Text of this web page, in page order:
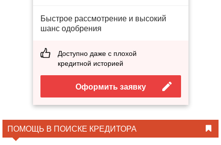
Быстрое рассмотрение и высокий
шанс одобрения
Доступно даже с плохой
кредитной историей
Оформить заявку
ПОМОЩЬ В ПОИСКЕ КРЕДИТОРА